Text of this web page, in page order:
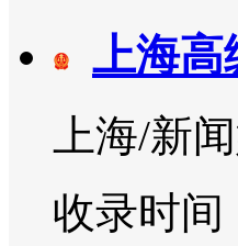
上海高
上海/新
收录时间